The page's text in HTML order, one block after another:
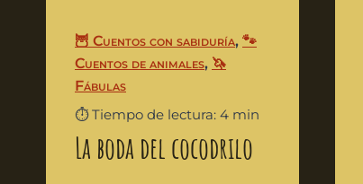
🦉 Cuentos con sabiduría, 🐾
Cuentos de animales, 🦄
Fábulas
⏱️ Tiempo de lectura: 4 min
La boda del cocodrilo